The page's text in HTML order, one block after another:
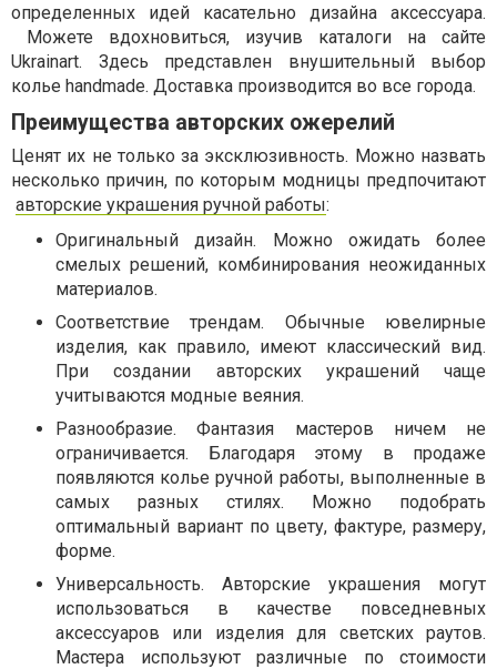
определенных идей касательно дизайна аксессуара.
Можете вдохновиться, изучив каталоги на сайте
Ukrainart. Здесь представлен внушительный выбор
колье handmade. Доставка производится во все города.
Преимущества авторских ожерелий
Ценят их не только за эксклюзивность. Можно назвать
несколько причин, по которым модницы предпочитают
авторские украшения ручной работы:
Оригинальный дизайн. Можно ожидать более
смелых решений, комбинирования неожиданных
материалов.
Соответствие трендам. Обычные ювелирные
изделия, как правило, имеют классический вид.
При создании авторских украшений чаще
учитываются модные веяния.
Разнообразие. Фантазия мастеров ничем не
ограничивается. Благодаря этому в продаже
появляются колье ручной работы, выполненные в
самых разных стилях. Можно подобрать
оптимальный вариант по цвету, фактуре, размеру,
форме.
Универсальность. Авторские украшения могут
использоваться в качестве повседневных
аксессуаров или изделия для светских раутов.
Мастера используют различные по стоимости